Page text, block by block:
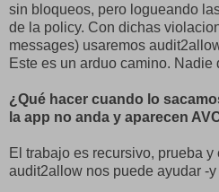
sin bloqueos, pero logueando
de la policy. Con dichas
messages) usaremos
Este es un arduo camino. Nadie
¿Qué hacer cuando lo
la app no anda y aparecen
El trabajo es recursivo, prueba y
audit2allow nos puede ayudar -